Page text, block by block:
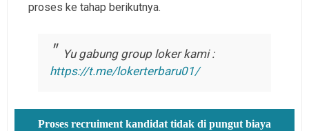
proses ke tahap berikutnya.
Yu gabung group loker kami :
https://t.me/lokerterbaru01/
Proses recruiment kandidat tidak di pungut biaya